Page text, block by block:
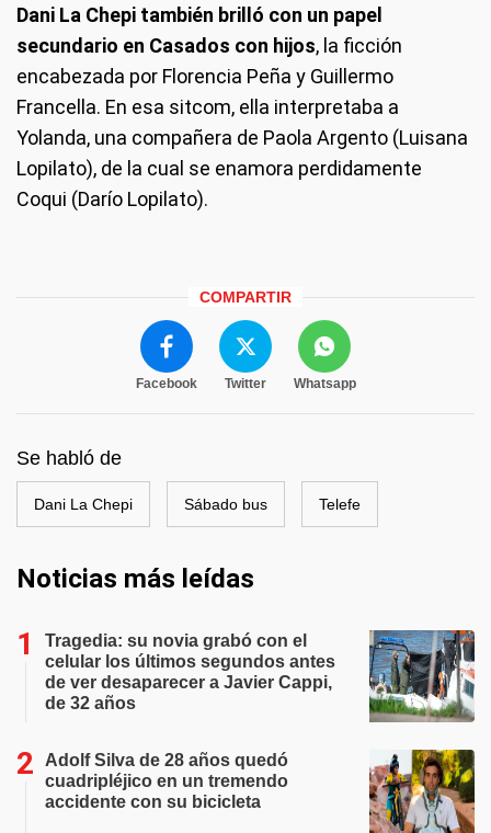
Dani La Chepi también brilló con un papel
secundario en Casados con hijos, la ficción
encabezada por Florencia Peña y Guillermo
Francella. En esa sitcom, ella interpretaba a
Yolanda, una compañera de Paola Argento (Luisana
Lopilato), de la cual se enamora perdidamente
Coqui (Darío Lopilato).
COMPARTIR
Facebook Twitter Whatsapp
Se habló de
Dani La Chepi Sábado bus Telefe
Noticias más leídas
Tragedia: su novia grabó con el
celular los últimos segundos antes
de ver desaparecer a Javier Cappi,
de 32 años
Adolf Silva de 28 años quedó
cuadripléjico en un tremendo
accidente con su bicicleta